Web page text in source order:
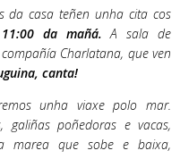
da casa teñen unha cita cos
da mañá. A sala de
Charlatana, que ven
canta!
unha viaxe polo mar.
galiñas poñedoras e vacas,
marea que sobe e baixa,